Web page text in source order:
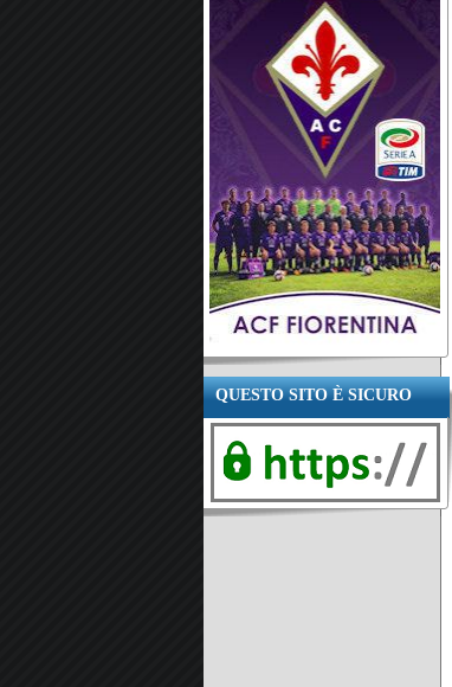
QUESTO SITO È SICURO